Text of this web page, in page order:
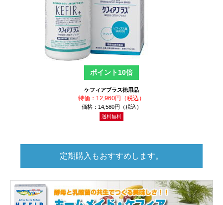
ポイント10倍
ケフィアプラス徳用品
特価：12,960円（税込）
価格：14,580円（税込）
送料無料
定期購入もおすすめします。